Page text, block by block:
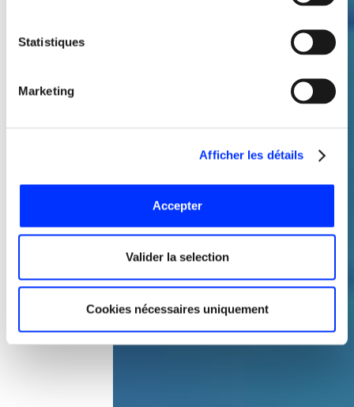
Statistiques
Marketing
Afficher les détails
Accepter
Valider la selection
Cookies nécessaires uniquement